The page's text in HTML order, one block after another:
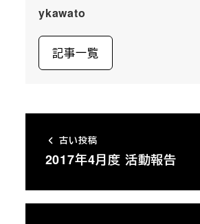
ykawato
記事一覧
古い投稿
2017年4月度 活動報告